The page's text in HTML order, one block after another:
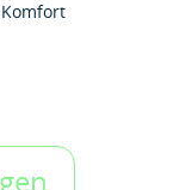
Komfort